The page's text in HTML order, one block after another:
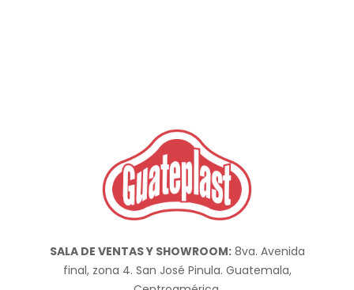
SALA DE VENTAS Y SHOWROOM:8va. Avenida
final, zona 4. San José Pinula. Guatemala,